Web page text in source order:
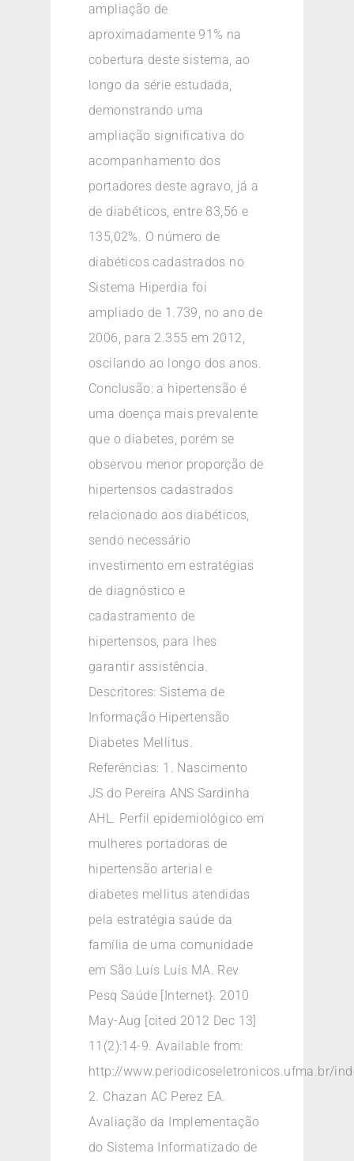
ampliação de
aproximadamente 91% na
cobertura deste sistema, ao
longo da série estudada,
demonstrando uma
ampliação significativa do
acompanhamento dos
portadores deste agravo, já a
de diabéticos, entre 83,56 e
135,02%. O número de
diabéticos cadastrados no
Sistema Hiperdia foi
ampliado de 1.739, no ano de
2006, para 2.355 em 2012,
oscilando ao longo dos anos.
Conclusão: a hipertensão é
uma doença mais prevalente
que o diabetes, porém se
observou menor proporção de
hipertensos cadastrados
relacionado aos diabéticos,
sendo necessário
investimento em estratégias
de diagnóstico e
cadastramento de
hipertensos, para lhes
garantir assistência.
Descritores: Sistema de
Informação Hipertensão
Diabetes Mellitus.
Referências: 1. Nascimento
JS do Pereira ANS Sardinha
AHL. Perfil epidemiológico em
mulheres portadoras de
hipertensão arterial e
diabetes mellitus atendidas
pela estratégia saúde da
família de uma comunidade
em São Luís Luís MA. Rev
Pesq Saúde [Internet}. 2010
May-Aug [cited 2012 Dec 13]
11(2):14-9. Available from:
http://www.periodicoseletronicos.ufma.br/
2. Chazan AC Perez EA.
Avaliação da Implementação
do Sistema Informatizado de